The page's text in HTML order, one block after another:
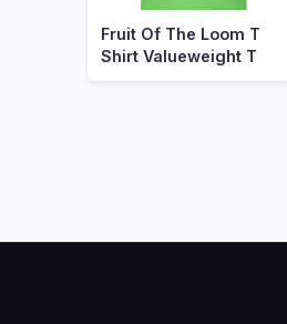
Fruit Of The Loom T
Shirt Valueweight T